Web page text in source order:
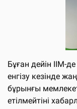
Бұған дейін ІІМ-
енгізу кезінде
бұрынғы
етілмейтіні